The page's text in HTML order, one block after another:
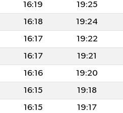
16:19 19:25
16:18 19:24
16:17 19:22
16:17 19:21
16:16 19:20
16:15 19:18
16:15 19:17